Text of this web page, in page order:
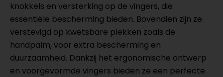
knokkels en versterking op de vingers, die
essentiële bescherming bieden. Bovendien zijn ze
verstevigd op kwetsbare plekken zoals de
handpalm, voor extra bescherming en
duurzaamheid. Dankzij het ergonomische ontwerp
en voorgevormde vingers bieden ze een perfecte